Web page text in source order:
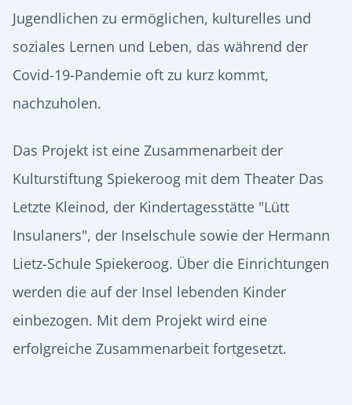
Jugendlichen zu ermöglichen, kulturelles und
soziales Lernen und Leben, das während der
Covid-19-Pandemie oft zu kurz kommt,
nachzuholen.
Das Projekt ist eine Zusammenarbeit der
Kulturstiftung Spiekeroog mit dem Theater Das
Letzte Kleinod, der Kindertagesstätte "Lütt
Insulaners", der Inselschule sowie der Hermann
Lietz-Schule Spiekeroog. Über die Einrichtungen
werden die auf der Insel lebenden Kinder
einbezogen. Mit dem Projekt wird eine
erfolgreiche Zusammenarbeit fortgesetzt.